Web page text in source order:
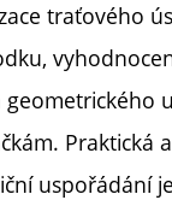
traťového
Praktická
uspořádání